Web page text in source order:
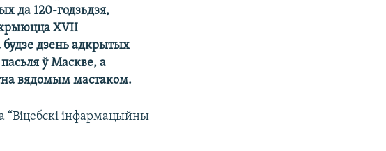
да 120-годзьдзя,
XVII
дзень адкрытых
ў Маскве, а
вядомым мастаком.
“Віцебскі інфармацыйны